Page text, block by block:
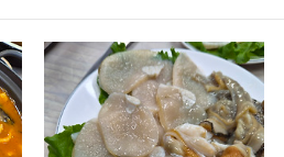
동창인 경우지요.집사람이 맏딸
이지만 처가집에 먼저 드나들기
시작한 건 동서가 먼저입니다
ㅎㅎㅎ 길 막히는게 싫어 김포
에서 새벽 4시 30분에 떠나 평
창동 사는 동서네 태우고 제일